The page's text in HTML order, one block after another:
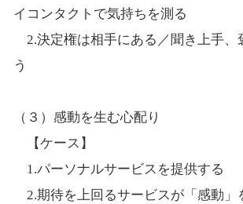
イコンタクトで気持ちを測る
2.決定権は相手にある／聞き上手、
う
（３）感動を生む心配り
【ケース】
1.パーソナルサービスを提供する
2.期待を上回るサービスが「感動」